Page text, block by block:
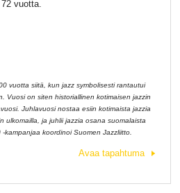
vuotta.
vuotta siitä, kun jazz symbolisesti rantautui
Vuosi on siten historiallinen kotimaisen jazzin
Juhlavuosi nostaa esiin kotimaista jazzia
ulkomailla, ja juhlii jazzia osana suomalaista
kampanjaa koordinoi Suomen Jazzliitto.
Avaa tapahtuma